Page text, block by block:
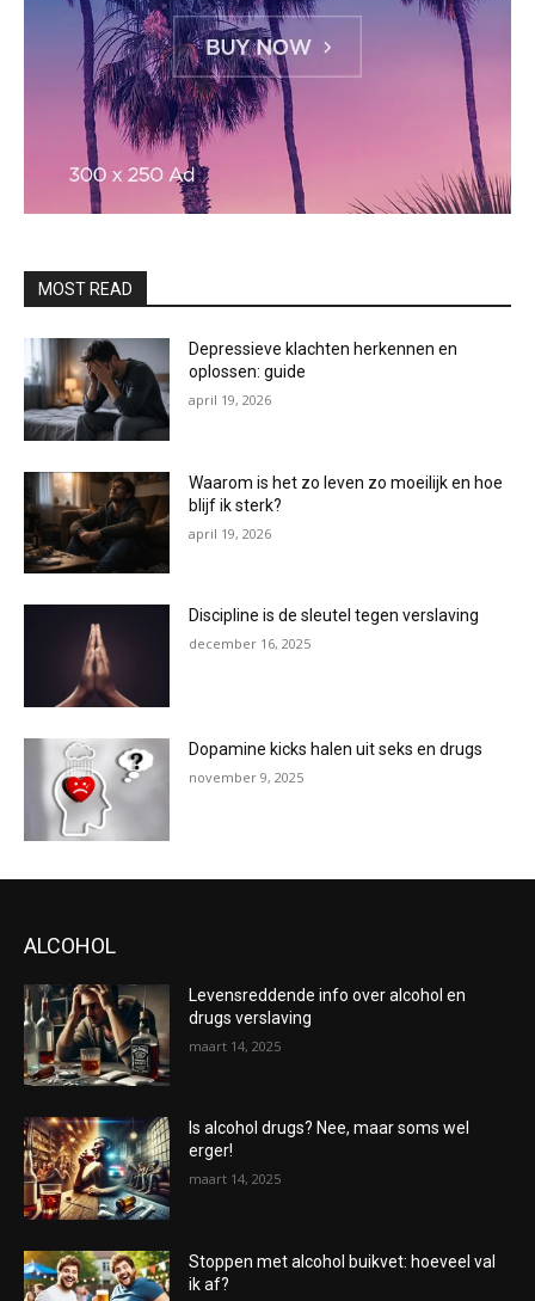
MOST READ
Depressieve klachten herkennen en
oplossen: guide
april 19, 2026
Waarom is het zo leven zo moeilijk en hoe
blijf ik sterk?
april 19, 2026
Discipline is de sleutel tegen verslaving
december 16, 2025
Dopamine kicks halen uit seks en drugs
november 9, 2025
ALCOHOL
Levensreddende info over alcohol en
drugs verslaving
maart 14, 2025
Is alcohol drugs? Nee, maar soms wel
erger!
maart 14, 2025
Stoppen met alcohol buikvet: hoeveel val
ik af?